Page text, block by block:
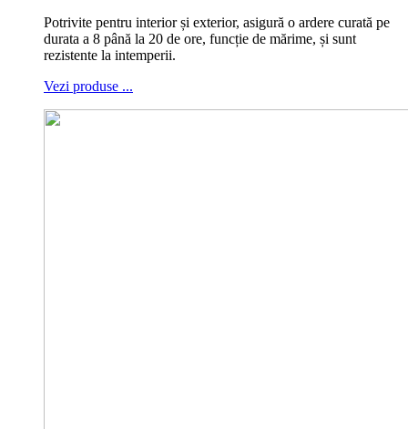
Potrivite pentru interior și exterior, asigură o ardere curată pe
durata a 8 până la 20 de ore, funcție de mărime, și sunt
rezistente la intemperii.
Vezi produse ...